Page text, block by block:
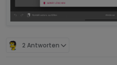
2 Antworten